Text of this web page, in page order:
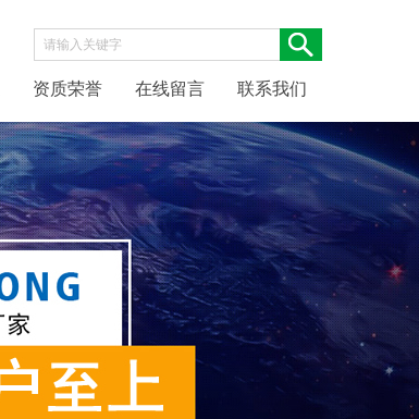
资质荣誉 在线留言 联系我们